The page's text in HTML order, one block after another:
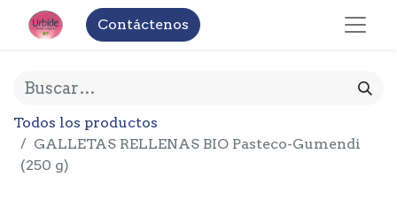
Contáctenos
Todos los productos
GALLETAS RELLENAS BIO Pasteco-Gumendi
(250 g)